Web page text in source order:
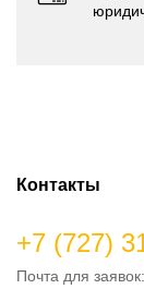
Контакты
+7 (727)
Почта для заявок: